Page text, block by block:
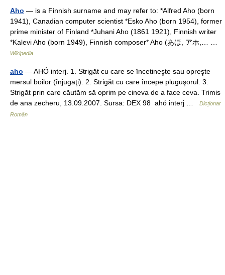
Aho — is a Finnish surname and may refer to: *Alfred Aho (born
1941), Canadian computer scientist *Esko Aho (born 1954), former
prime minister of Finland *Juhani Aho (1861 1921), Finnish writer
*Kalevi Aho (born 1949), Finnish composer* Aho (あほ, アホ,… …
Wikipedia
aho — AHÓ interj. 1. Strigăt cu care se încetineşte sau opreşte
mersul boilor (înjugaţi). 2. Strigăt cu care începe pluguşorul. 3.
Strigăt prin care căutăm să oprim pe cineva de a face ceva. Trimis
de ana zecheru, 13.09.2007. Sursa: DEX 98 ahó interj …
Dicționar
Român